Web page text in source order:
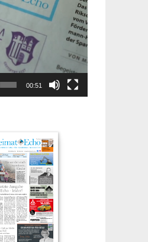
00:51